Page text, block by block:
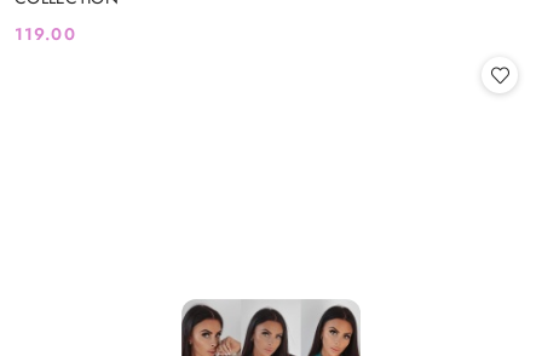
Cena:
119.00